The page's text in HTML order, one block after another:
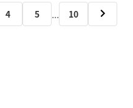
4 5 ... 10